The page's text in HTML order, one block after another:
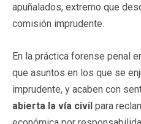
apuñalados, extremo que
comisión imprudente.
En la práctica forense penal
que asuntos en los que se
imprudente, y acaben con
abierta la vía civil para